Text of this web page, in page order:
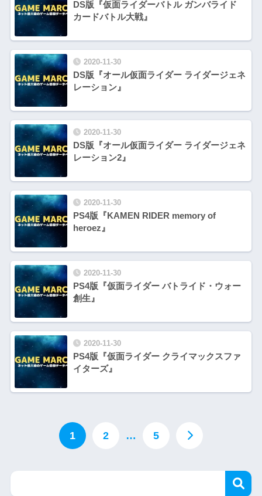
DS版『仮面ライダーバトル ガンバライド
カードバトル大戦』
2020-11-30
DS版『オール仮面ライダー ライダージェネ
レーション』
2020-11-30
DS版『オール仮面ライダー ライダージェネ
レーション2』
2020-11-30
PS4版『KAMEN RIDER memory of
heroez』
2020-11-30
PS4版『仮面ライダー バトライド・ウォー
創生』
2020-11-30
PS4版『仮面ライダー クライマックスファ
イターズ』
1 2 … 5